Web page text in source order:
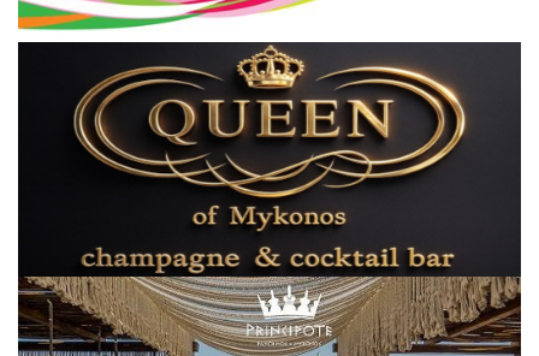
Opinion + Analysis
L’Art des Sens
All News
Elections 2023